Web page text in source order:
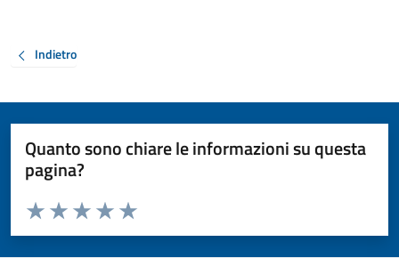
Indietro
Quanto sono chiare le informazioni su questa
pagina?
Valuta da 1 a 5 stelle la pagina
Valuta 5 stelle su 5
Valuta 4 stelle su 5
Valuta 3 stelle su 5
Valuta 2 stelle su 5
Valuta 1 stelle su 5